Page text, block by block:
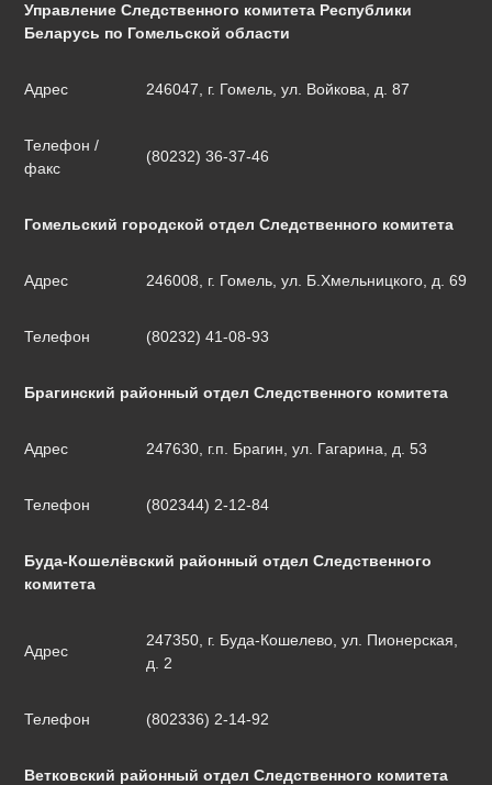
Управление Следственного комитета Республики
Беларусь по Гомельской области
Адрес 246047, г. Гомель, ул. Войкова, д. 87
Телефон /
факс
(80232) 36-37-46
Гомельский городской отдел Следственного комитета
Адрес 246008, г. Гомель, ул. Б.Хмельницкого, д. 69
Телефон (80232) 41-08-93
Брагинский районный отдел Следственного комитета
Адрес 247630, г.п. Брагин, ул. Гагарина, д. 53
Телефон (802344) 2-12-84
Буда-Кошелёвский районный отдел Следственного
комитета
Адрес
247350, г. Буда-Кошелево, ул. Пионерская,
д. 2
Телефон (802336) 2-14-92
Ветковский районный отдел Следственного комитета